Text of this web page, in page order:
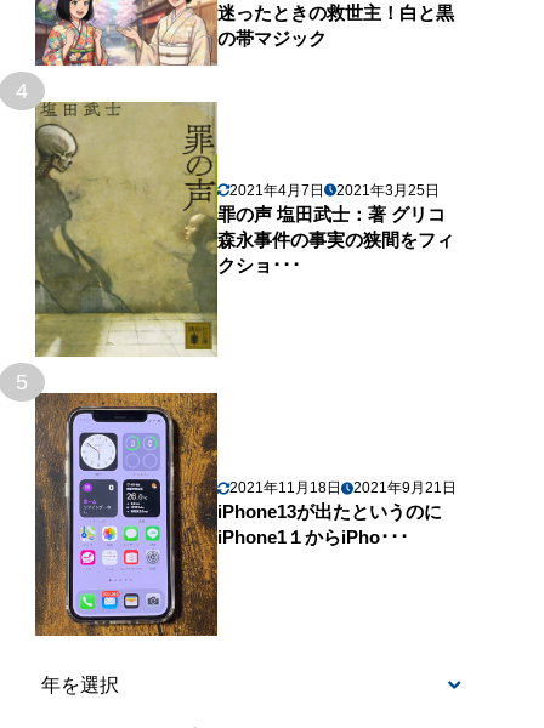
迷ったときの救世主！白と黒
の帯マジック
4
2021年4月7日 2021年3月25日
罪の声 塩田武士：著 グリコ
森永事件の事実の狭間をフィ
クショ･･･
5
2021年11月18日 2021年9月21日
iPhone13が出たというのに
iPhone1１からiPho･･･